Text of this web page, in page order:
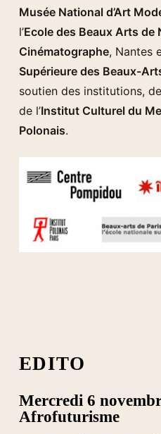
Musée National d’Art
l’Ecole des Beaux Arts de
Cinématographe, Nantes
Supérieure des Beaux-
soutien des institutions,
de l’Institut Culturel du
Polonais.
EDITO
Mercredi 6
Afrofuturisme